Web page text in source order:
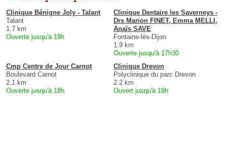
Clinique Bénigne Joly - Talant
Talant
1.7 km
Ouverte jusqu'à 19h
Clinique Dentaire les Saverneys -
Drs Marion FINET, Emma MELLI,
Anaïs SAVE
Fontaine-lès-Dijon
1.9 km
Ouverte jusqu'à 17h30
Cmp Centre de Jour Carnot
Boulevard Carnot
2.1 km
Ouverte jusqu'à 18h
Clinique Drevon
Polyclinique du parc Drevon
2.2 km
Ouvert jusqu'à 19h